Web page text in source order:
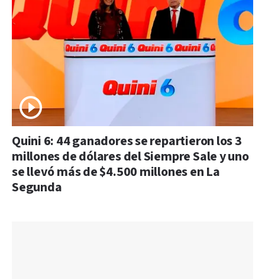
Quini 6: 44 ganadores se repartieron los 3
millones de dólares del Siempre Sale y uno
se llevó más de $4.500 millones en La
Segunda